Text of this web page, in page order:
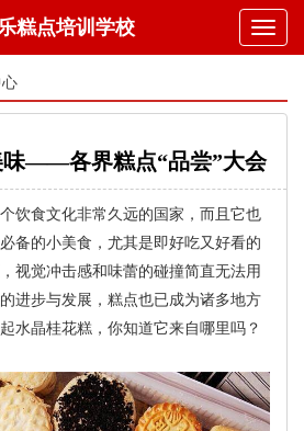
Toggle
糕点培训学校
味——各界糕点“品尝”大会
饮食文化非常久远的国家，而且它也
备的小美食，尤其是即好吃又好看的
视觉冲击感和味蕾的碰撞简直无法用
进步与发展，糕点也已成为诸多地方
水晶桂花糕，你知道它来自哪里吗？